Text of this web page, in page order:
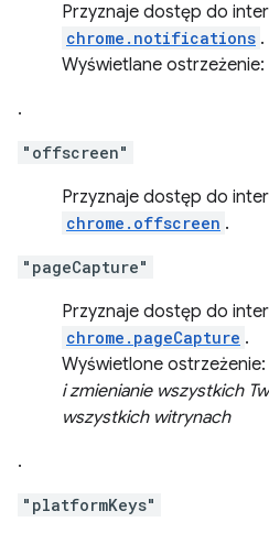
Przyznaje dostęp do
chrome.notifications .
Wyświetlane ostrzeżenie:
.
"offscreen"
Przyznaje dostęp do
chrome.offscreen .
"pageCapture"
Przyznaje dostęp do
chrome.pageCapture .
Wyświetlone ostrzeżenie:
i zmienianie wszystkich
wszystkich witrynach
.
"platformKeys"